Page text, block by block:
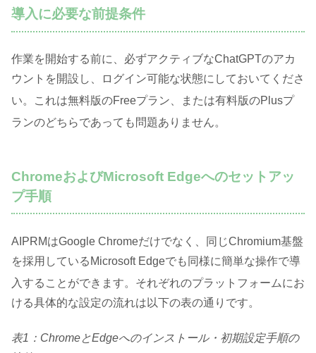
導入に必要な前提条件
作業を開始する前に、必ずアクティブなChatGPTのアカ
ウントを開設し、ログイン可能な状態にしておいてくださ
い。これは無料版のFreeプラン、または有料版のPlusプ
ランのどちらであっても問題ありません。
ChromeおよびMicrosoft Edgeへのセットアッ
プ手順
AIPRMはGoogle Chromeだけでなく、同じChromium基盤
を採用しているMicrosoft Edgeでも同様に簡単な操作で導
入することができます。それぞれのプラットフォームにお
ける具体的な設定の流れは以下の表の通りです。
表1：ChromeとEdgeへのインストール・初期設定手順の